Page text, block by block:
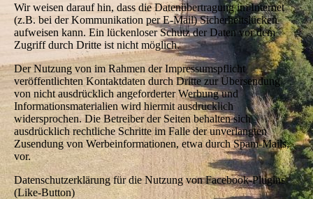
Wir weisen darauf hin, dass die Datenübertragung im Internet
(z.B. bei der Kommunikation per E-Mail) Sicherheitslücken
aufweisen kann. Ein lückenloser Schutz der Daten vor dem
Zugriff durch Dritte ist nicht möglich.
Der Nutzung von im Rahmen der Impressumspflicht
veröffentlichten Kontaktdaten durch Dritte zur Übersendung
von nicht ausdrücklich angeforderter Werbung und
Informationsmaterialien wird hiermit ausdrücklich
widersprochen. Die Betreiber der Seiten behalten sich
ausdrücklich rechtliche Schritte im Falle der unverlangten
Zusendung von Werbeinformationen, etwa durch Spam-Mails,
vor.
Datenschutzerklärung für die Nutzung von Facebook-Plugins
(Like-Button)